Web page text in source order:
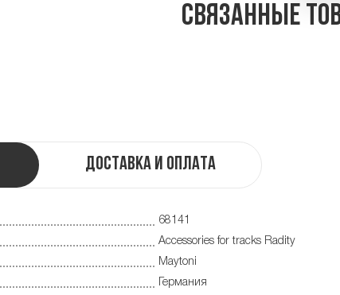
Связанные
Доставка и оплата
68141
Accessories for tracks Radity
Maytoni
Германия